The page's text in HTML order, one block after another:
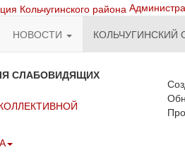
НОВОСТИ КОЛЬЧУГИНСКИЙ
СЛАБОВИДЯЩИХ